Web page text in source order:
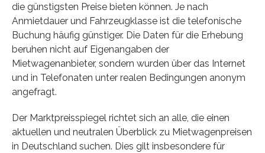
die günstigsten Preise bieten können. Je nach
Anmietdauer und Fahrzeugklasse ist die telefonische
Buchung häufig günstiger. Die Daten für die Erhebung
beruhen nicht auf Eigenangaben der
Mietwagenanbieter, sondern wurden über das Internet
und in Telefonaten unter realen Bedingungen anonym
angefragt.
Der Marktpreisspiegel richtet sich an alle, die einen
aktuellen und neutralen Überblick zu Mietwagenpreisen
in Deutschland suchen. Dies gilt insbesondere für